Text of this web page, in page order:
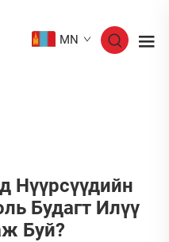
MN
Нүүрсүүдийн
Будагт Илүү
Буй?